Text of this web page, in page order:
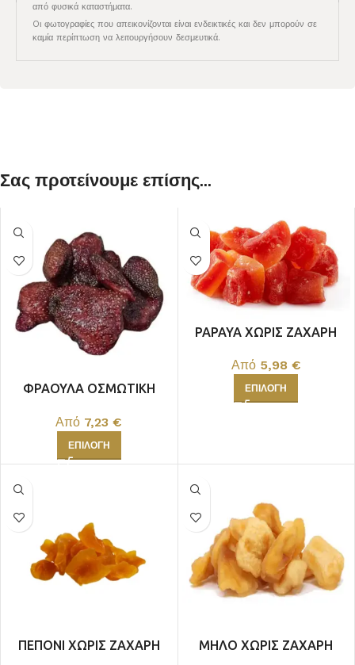
από φυσικά καταστήματα.
Oι φωτογραφίες που απεικονίζονται είναι ενδεικτικές και δεν μπορούν σε
καμία περίπτωση να λειτουργήσουν δεσμευτικά.
Σας προτείνουμε επίσης...
ΦΡΑΟΥΛΑ ΟΣΜΩΤΙΚΗ
Από 7,23€
ΕΠΙΛΟΓΉ
PAPAYA ΧΩΡΙΣ ΖΑΧΑΡΗ
Από 5,98 €
ΕΠΙΛΟΓΉ
ΠΕΠΟΝΙ ΧΩΡΙΣ ΖΑΧΑΡΗ
ΜΗΛΟ ΧΩΡΙΣ ΖΑΧΑΡΗ